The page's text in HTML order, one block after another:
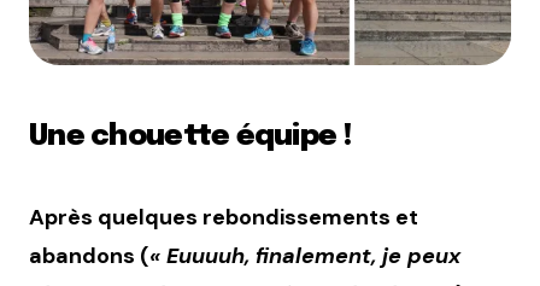
Une chouette équipe !
Après quelques rebondissements et
abandons (« Euuuuh, finalement, je peux